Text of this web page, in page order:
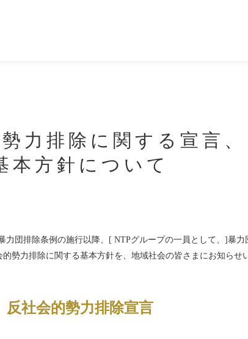
力排除に関する宣言、
本方針について
力団排除条例の施行以降、[ NTPグループの一員として、]暴
勢力排除に関する基本方針を、地域社会の皆さまにお知らせ
反社会的勢力排除宣言